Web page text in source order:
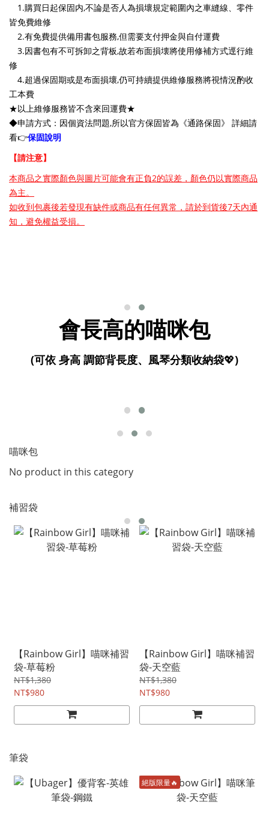
1.購買日起保固内,不論是否人為損壞規定範圍內之車縫線、零件
皆免費維修
2.有免費提供備用書包服務,但需要支付押金與自付運費
3.因書包有不可拆卸之背板,故若布面損壊將使用修補方式逕行維
修
4.超過保固期或是布面損壞,仍可持續提供維修服務將視情況酌收
工本費
★以上維修服務皆不含來回運費★
◆申請方式：因個資法問題,所以官方保固皆為《通路保固》 詳細請
看👉保固說明
【請注意】
本商品之實際顏色與圖片可能會有正負2的誤差，顏色仍以實際商品
為主。
如收到包裹後若發現有缺件或商品有任何異常，請於到貨後7天內通
知，避免權益受損。
會長高的喵咪包
(可依 身高 調節背長度、風琴分類收納袋💖)
喵咪包
No product in this category
補習袋
【Rainbow Girl】喵咪補習
袋-草莓粉
NT$1,380
NT$980
【Rainbow Girl】喵咪補習
袋-天空藍
NT$1,380
NT$980
筆袋
絕版限量🔥